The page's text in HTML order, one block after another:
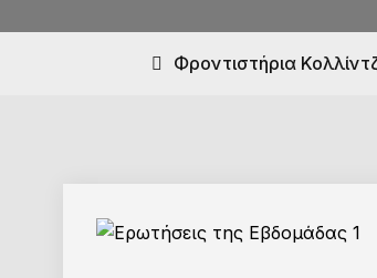
Φροντιστήρια